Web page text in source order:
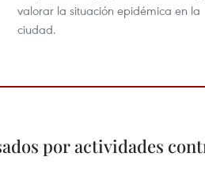
valorar la situación epidémica en la
ciudad.
por actividades